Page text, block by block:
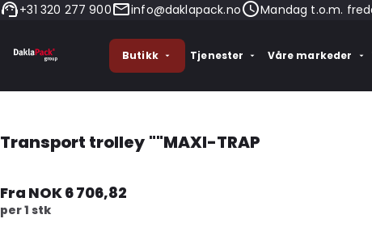
+31 320 277 900 info@daklapack.no Mandag t.o.m.
Butikk Tjenester Våre markeder
Transport trolley ""MAXI-TRAP
Fra NOK 6 706,82
per 1 stk